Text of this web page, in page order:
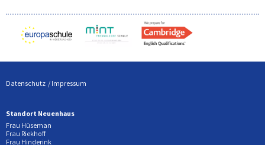
Datenschutz Impressum
Standort Neuenhaus
Frau Hüseman
Frau Riekhoff
Frau Hinderink